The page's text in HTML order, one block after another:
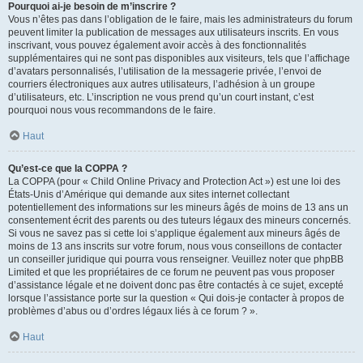
Pourquoi ai-je besoin de m’inscrire ?
Vous n’êtes pas dans l’obligation de le faire, mais les administrateurs du forum
peuvent limiter la publication de messages aux utilisateurs inscrits. En vous
inscrivant, vous pouvez également avoir accès à des fonctionnalités
supplémentaires qui ne sont pas disponibles aux visiteurs, tels que l’affichage
d’avatars personnalisés, l’utilisation de la messagerie privée, l’envoi de
courriers électroniques aux autres utilisateurs, l’adhésion à un groupe
d’utilisateurs, etc. L’inscription ne vous prend qu’un court instant, c’est
pourquoi nous vous recommandons de le faire.
Haut
Qu’est-ce que la COPPA ?
La COPPA (pour « Child Online Privacy and Protection Act ») est une loi des
États-Unis d’Amérique qui demande aux sites internet collectant
potentiellement des informations sur les mineurs âgés de moins de 13 ans un
consentement écrit des parents ou des tuteurs légaux des mineurs concernés.
Si vous ne savez pas si cette loi s’applique également aux mineurs âgés de
moins de 13 ans inscrits sur votre forum, nous vous conseillons de contacter
un conseiller juridique qui pourra vous renseigner. Veuillez noter que phpBB
Limited et que les propriétaires de ce forum ne peuvent pas vous proposer
d’assistance légale et ne doivent donc pas être contactés à ce sujet, excepté
lorsque l’assistance porte sur la question « Qui dois-je contacter à propos de
problèmes d’abus ou d’ordres légaux liés à ce forum ? ».
Haut